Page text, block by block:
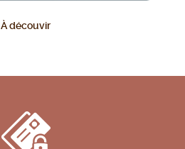
À découvir